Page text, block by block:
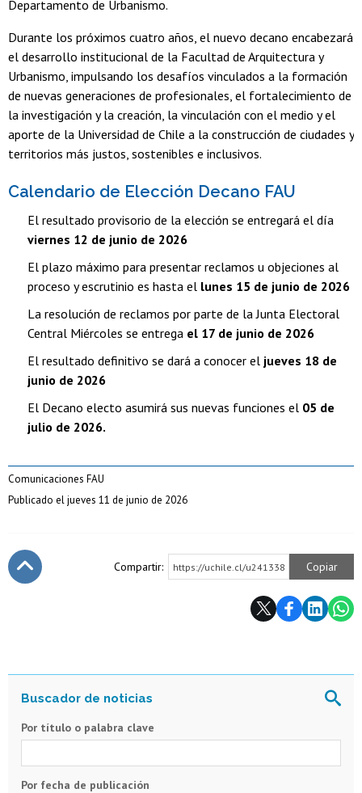
Departamento de Urbanismo.
Durante los próximos cuatro años, el nuevo decano encabezará
el desarrollo institucional de la Facultad de Arquitectura y
Urbanismo, impulsando los desafíos vinculados a la formación
de nuevas generaciones de profesionales, el fortalecimiento de
la investigación y la creación, la vinculación con el medio y el
aporte de la Universidad de Chile a la construcción de ciudades y
territorios más justos, sostenibles e inclusivos.
Calendario de Elección Decano FAU
El resultado provisorio de la elección se entregará el día
viernes 12 de junio de 2026
El plazo máximo para presentar reclamos u objeciones al
proceso y escrutinio es hasta el lunes 15 de junio de 2026
La resolución de reclamos por parte de la Junta Electoral
Central Miércoles se entrega el 17 de junio de 2026
El resultado definitivo se dará a conocer el jueves 18 de
junio de 2026
El Decano electo asumirá sus nuevas funciones el 05 de
julio de 2026.
Comunicaciones FAU
Publicado el jueves 11 de junio de 2026
Compartir: https://uchile.cl/u241338 Copiar
Por título o palabra clave